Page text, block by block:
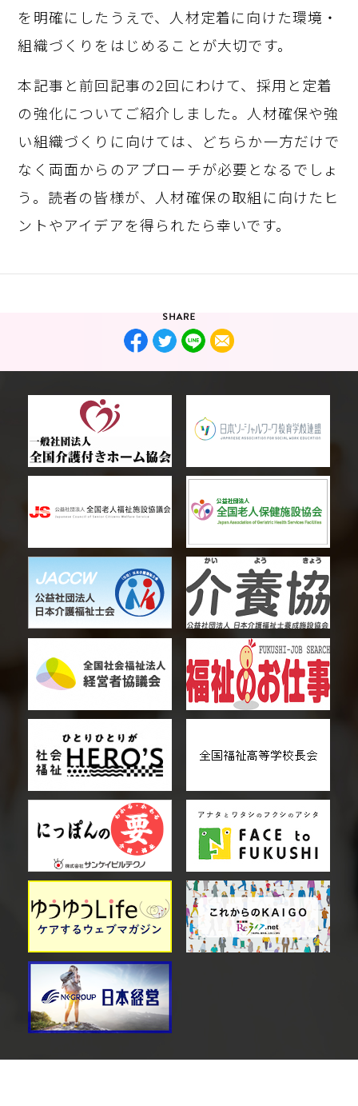
を明確にしたうえで、人材定着に向けた環境・
組織づくりをはじめることが大切です。
本記事と前回記事の2回にわけて、採用と定着
の強化についてご紹介しました。人材確保や強
い組織づくりに向けては、どちらか一方だけで
なく両面からのアプローチが必要となるでしょ
う。読者の皆様が、人材確保の取組に向けたヒ
ントやアイデアを得られたら幸いです。